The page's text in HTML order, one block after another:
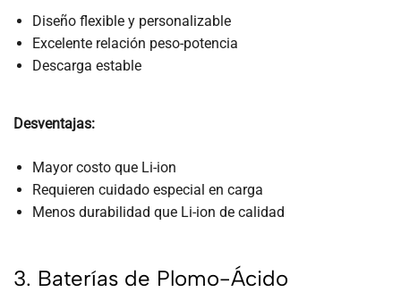
Diseño flexible y personalizable
Excelente relación peso-potencia
Descarga estable
Desventajas:
Mayor costo que Li-ion
Requieren cuidado especial en carga
Menos durabilidad que Li-ion de calidad
3. Baterías de Plomo-Ácido